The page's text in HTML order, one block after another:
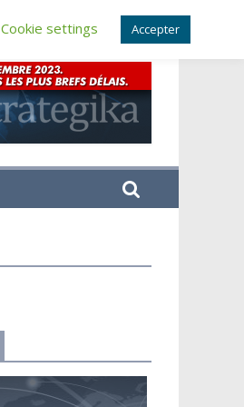
Cookie settings Accepter